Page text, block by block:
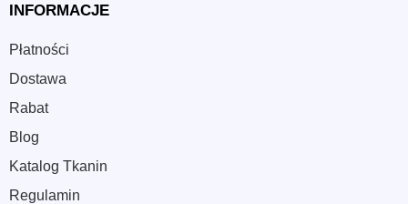
INFORMACJE
Płatności
Dostawa
Rabat
Blog
Katalog Tkanin
Regulamin